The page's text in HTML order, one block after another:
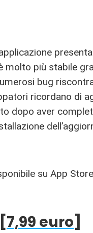
molto più stabile
bug
ricordano di
dopo aver
su App
7,99 euro]